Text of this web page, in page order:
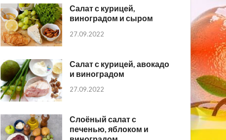
Салат с курицей,
виноградом и сыром
27.09.2022
Салат с курицей, авокадо
и виноградом
27.09.2022
Слоёный салат с
печенью, яблоком и